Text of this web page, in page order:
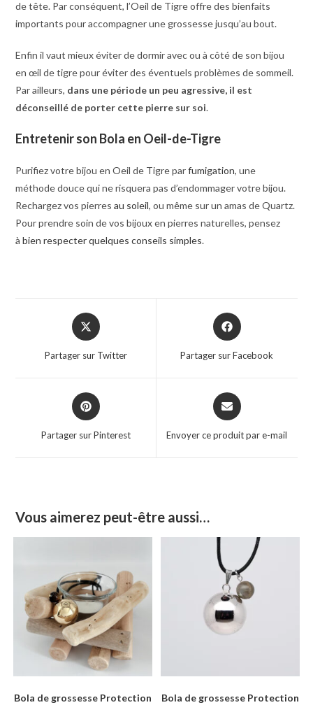
de tête. Par conséquent, l’Oeil de Tigre offre des bienfaits
importants pour accompagner une grossesse jusqu’au bout.
Enfin il vaut mieux éviter de dormir avec ou à côté de son bijou
en œil de tigre pour éviter des éventuels problèmes de sommeil.
Par ailleurs, dans une période un peu agressive, il est
déconseillé de porter cette pierre sur soi.
Entretenir son Bola en Oeil-de-Tigre
Purifiez votre bijou en Oeil de Tigre parfumigation, une
méthode douce qui ne risquera pas d’endommager votre bijou.
Rechargez vos pierresau soleil, ou même sur un amas de Quartz.
Pour prendre soin de vos bijoux en pierres naturelles, pensez
àbien respecter quelques conseils simples.
Partager sur Twitter Partager sur Facebook
Partager sur Pinterest Envoyer ce produit par e-mail
Vous aimerez peut-être aussi…
Bola de grossesse Protection
Bola de grossesse Protection